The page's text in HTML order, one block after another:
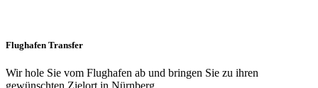
Flughafen Transfer
Wir hole Sie vom Flughafen ab und bringen Sie zu ihren
gewünschten Zielort in Nürnberg.